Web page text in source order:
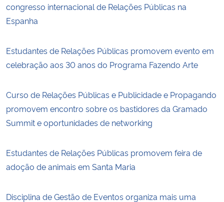
congresso internacional de Relações Públicas na
Espanha
Estudantes de Relações Públicas promovem evento em
celebração aos 30 anos do Programa Fazendo Arte
Curso de Relações Públicas e Publicidade e Propagando
promovem encontro sobre os bastidores da Gramado
Summit e oportunidades de networking
Estudantes de Relações Públicas promovem feira de
adoção de animais em Santa Maria
Disciplina de Gestão de Eventos organiza mais uma